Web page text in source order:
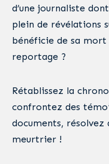
d’une journaliste
plein de révélations
bénéficie de sa
reportage ?
Rétablissez la
confrontez des
documents,
meurtrier !